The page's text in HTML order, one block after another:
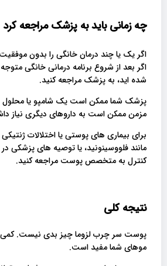
چه زمانی باید به پزشک مراجعه کرد
اگر یک یا چند درمان خانگی را بدون موفقیت
اگر بعد از شروع برنامه درمانی خانگی
شده اید، به پزشک مراجعه کنید.
پزشک شما ممکن است یک شامپو یا محلول
مزمن ممکن است به داروهای دیگری نیاز
برای بیماری های پوستی یا اختلالات
مانند فلووسینونید، یا توصیه های پزشکی
کنترل به متخصص پوست مراجعه کنید.
نتیجه کلی
پوست سر چرب لزوما چیز بدی نیست.
موهای شما مفید است.